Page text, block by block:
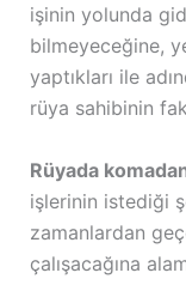
işinin yolunda
bilmeyeceğine,
yaptıkları ile
rüya sahibinin
Rüyada
işlerinin istediği
zamanlardan
çalışacağına